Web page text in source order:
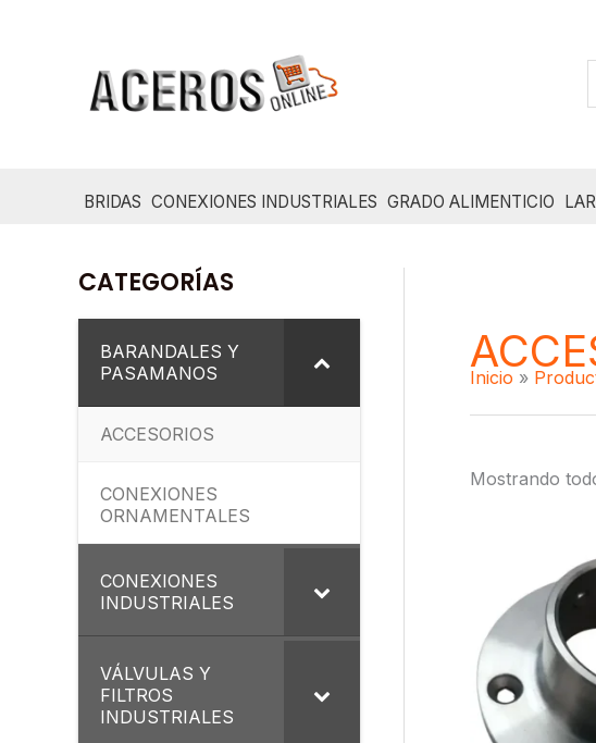
BRIDAS CONEXIONES INDUSTRIALES GRADO ALIMENTICIO
CATEGORÍAS
BARANDALES Y
PASAMANOS
ACCESORIOS
CONEXIONES
ORNAMENTALES
CONEXIONES
INDUSTRIALES
VÁLVULAS Y
FILTROS
INDUSTRIALES
Inicio
Mostrando